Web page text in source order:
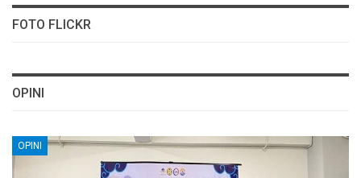
FOTO FLICKR
OPINI
OPINI